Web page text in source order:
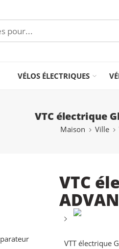
VÉLOS ÉLECTRIQUES
VTC électrique
Maison Ville
VTC
VTT électrique